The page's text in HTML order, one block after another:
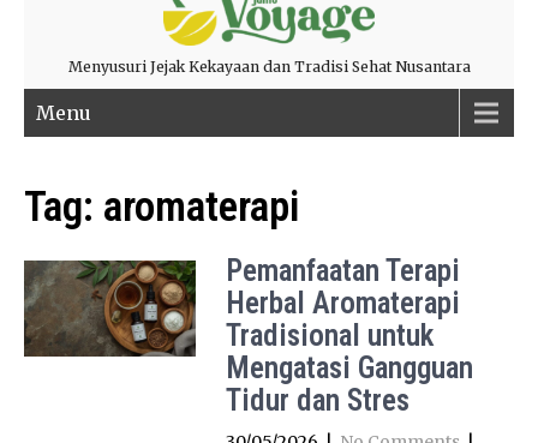
Menyusuri Jejak Kekayaan dan Tradisi Sehat Nusantara
Menu
Tag: aromaterapi
Pemanfaatan Terapi
Herbal Aromaterapi
Tradisional untuk
Mengatasi Gangguan
Tidur dan Stres